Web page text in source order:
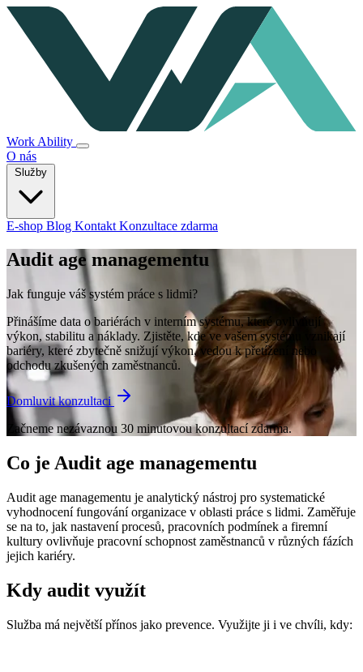
Work Ability
O nás
Služby
E-shop Blog Kontakt Konzultace zdarma
Audit age managementu
Jak funguje váš systém práce s lidmi?
Přinášíme data o bariérách v interním systému, které ovlivňují
výkon, stabilitu a náklady. Zjistěte, kde ve vašem systému vznikají
bariéry, které zbytečně snižují výkon, vedou k přetížení nebo
odchodu zkušených zaměstnanců.
Domluvit konzultaci
Začneme nezávaznou 30 minutovou konzultací zdarma.
Co je Audit age managementu
Audit age managementu je analytický nástroj pro systematické
vyhodnocení fungování organizace v oblasti práce s lidmi. Zaměřuje
se na to, jak nastavení procesů, pracovních podmínek a firemní
kultury ovlivňuje pracovní schopnost zaměstnanců v různých fázích
jejich kariéry.
Kdy audit využít
Služba má největší přínos jako prevence. Využijte ji i ve chvíli, kdy: